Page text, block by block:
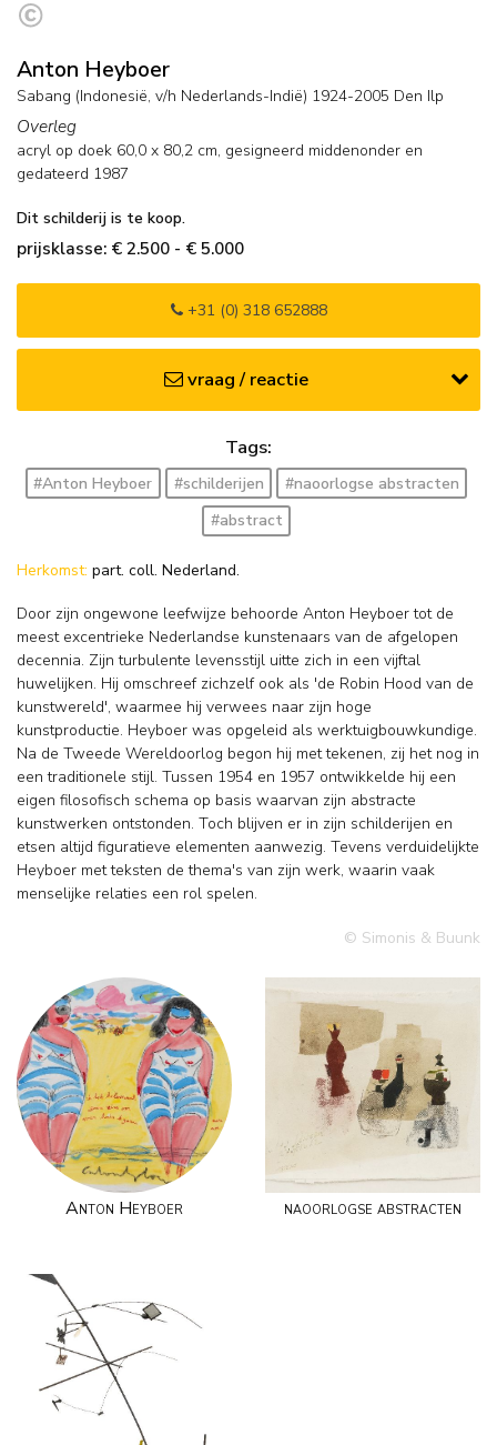
Anton Heyboer
Sabang (Indonesië, v/h Nederlands-Indië) 1924-2005 Den Ilp
Overleg
acryl op doek 60,0 x 80,2 cm, gesigneerd middenonder en
gedateerd 1987
Dit schilderij is te koop.
prijsklasse: € 2.500 - € 5.000
+31 (0) 318 652888
vraag / reactie
Tags:
#Anton Heyboer #schilderijen
#naoorlogse abstracten
#abstract
Herkomst: part. coll. Nederland.
Door zijn ongewone leefwijze behoorde Anton Heyboer tot de
meest excentrieke Nederlandse kunstenaars van de afgelopen
decennia. Zijn turbulente levensstijl uitte zich in een vijftal
huwelijken. Hij omschreef zichzelf ook als 'de Robin Hood van de
kunstwereld', waarmee hij verwees naar zijn hoge
kunstproductie. Heyboer was opgeleid als werktuigbouwkundige.
Na de Tweede Wereldoorlog begon hij met tekenen, zij het nog in
een traditionele stijl. Tussen 1954 en 1957 ontwikkelde hij een
eigen filosofisch schema op basis waarvan zijn abstracte
kunstwerken ontstonden. Toch blijven er in zijn schilderijen en
etsen altijd figuratieve elementen aanwezig. Tevens verduidelijkte
Heyboer met teksten de thema's van zijn werk, waarin vaak
menselijke relaties een rol spelen.
© Simonis & Buunk
Anton Heyboer naoorlogse abstracten